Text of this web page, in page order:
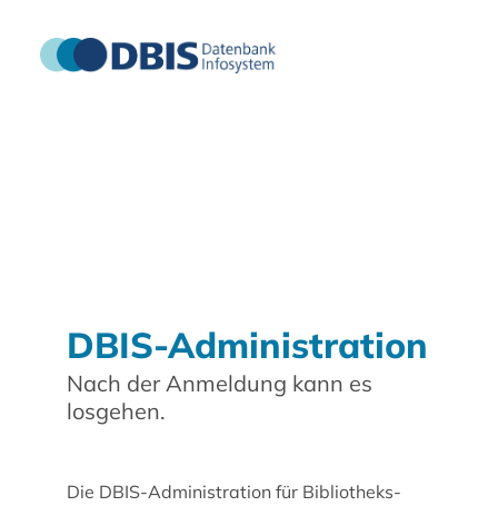
DBIS-Administration
Nach der Anmeldung kann es
losgehen.
Die DBIS-Administration für Bibliotheks-